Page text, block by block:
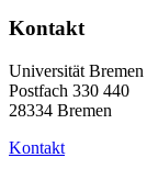
Kontakt
Universität Bremen
Postfach 330 440
28334 Bremen
Kontakt